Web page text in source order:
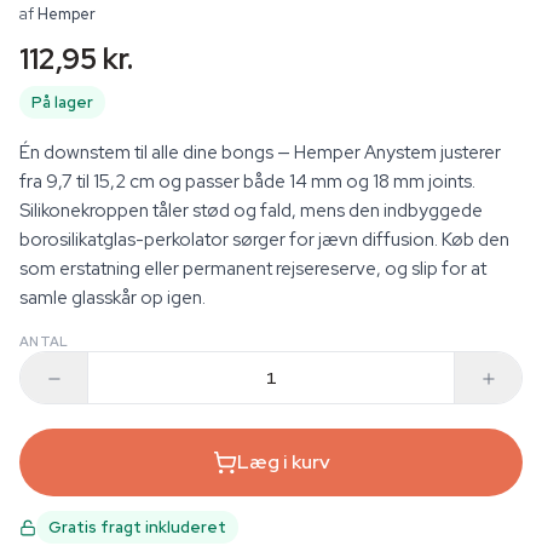
afHemper
112,95 kr.
På lager
Én downstem til alle dine bongs — Hemper Anystem justerer
fra 9,7 til 15,2 cm og passer både 14 mm og 18 mm joints.
Silikonekroppen tåler stød og fald, mens den indbyggede
borosilikatglas-perkolator sørger for jævn diffusion. Køb den
som erstatning eller permanent rejsereserve, og slip for at
samle glasskår op igen.
ANTAL
Læg i kurv
Gratis fragt inkluderet